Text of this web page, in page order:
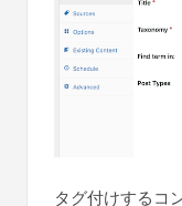
タグ付けするコ